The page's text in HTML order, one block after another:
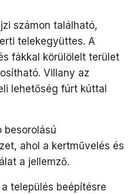
számon található,
telekegyüttes. A
fákkal körülölelt terület
Villany az
lehetőség fúrt kúttal
besorolású
ahol a kertművelés és
a jellemző.
település beépítésre